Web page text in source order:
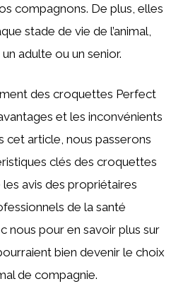
compagnons. De plus, elles
stade de vie de l’animal,
adulte ou un senior.
des croquettes Perfect
et les inconvénients
cet article, nous passerons
clés des croquettes
les avis des propriétaires
de la santé
nous pour en savoir plus sur
bien devenir le choix
de compagnie.